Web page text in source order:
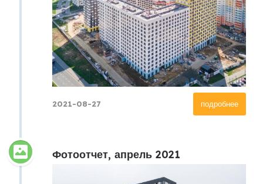
подробнее
2021-08-27
Фотоотчет, апрель 2021